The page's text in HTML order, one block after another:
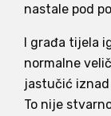
nastale pod
I građa tijela
normalne
jastučić
To nije